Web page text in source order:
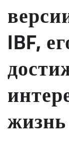
IBF,
жизнь